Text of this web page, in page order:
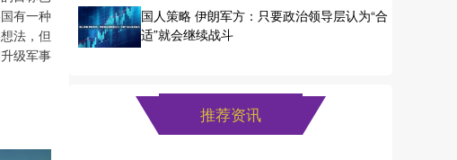
有一种
法，但
级军事
国人策略 伊朗军方：只要政治领导层认为“合
适”就会继续战斗
推荐资讯